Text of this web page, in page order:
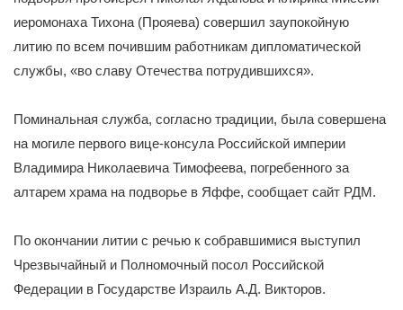
иеромонаха Тихона (Прояева) совершил заупокойную
литию по всем почившим работникам дипломатической
службы, «во славу Отечества потрудившихся».
Поминальная служба, согласно традиции, была совершена
на могиле первого вице-консула Российской империи
Владимира Николаевича Тимофеева, погребенного за
алтарем храма на подворье в Яффе, сообщает сайт РДМ.
По окончании литии с речью к собравшимися выступил
Чрезвычайный и Полномочный посол Российской
Федерации в Государстве Израиль А.Д. Викторов.